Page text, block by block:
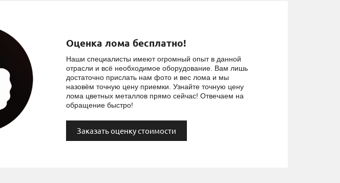
Оценка лома бесплатно!
Наши специалисты имеют огромный опыт в данной
отрасли и всё необходимое оборудование. Вам лишь
достаточно прислать нам фото и вес лома и мы
назовём точную цену приемки. Узнайте точную цену
лома цветных металлов прямо сейчас! Отвечаем на
обращение быстро!
Заказать оценку стоимости